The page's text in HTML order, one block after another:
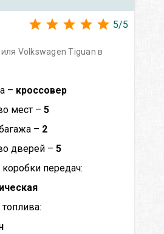
5/5
Volkswagen Tiguan в
– кроссовер
мест – 5
– 2
дверей – 5
передач: